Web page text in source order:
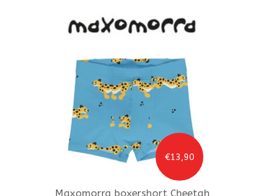
€13,90
Maxomorra boxershort Cheetah